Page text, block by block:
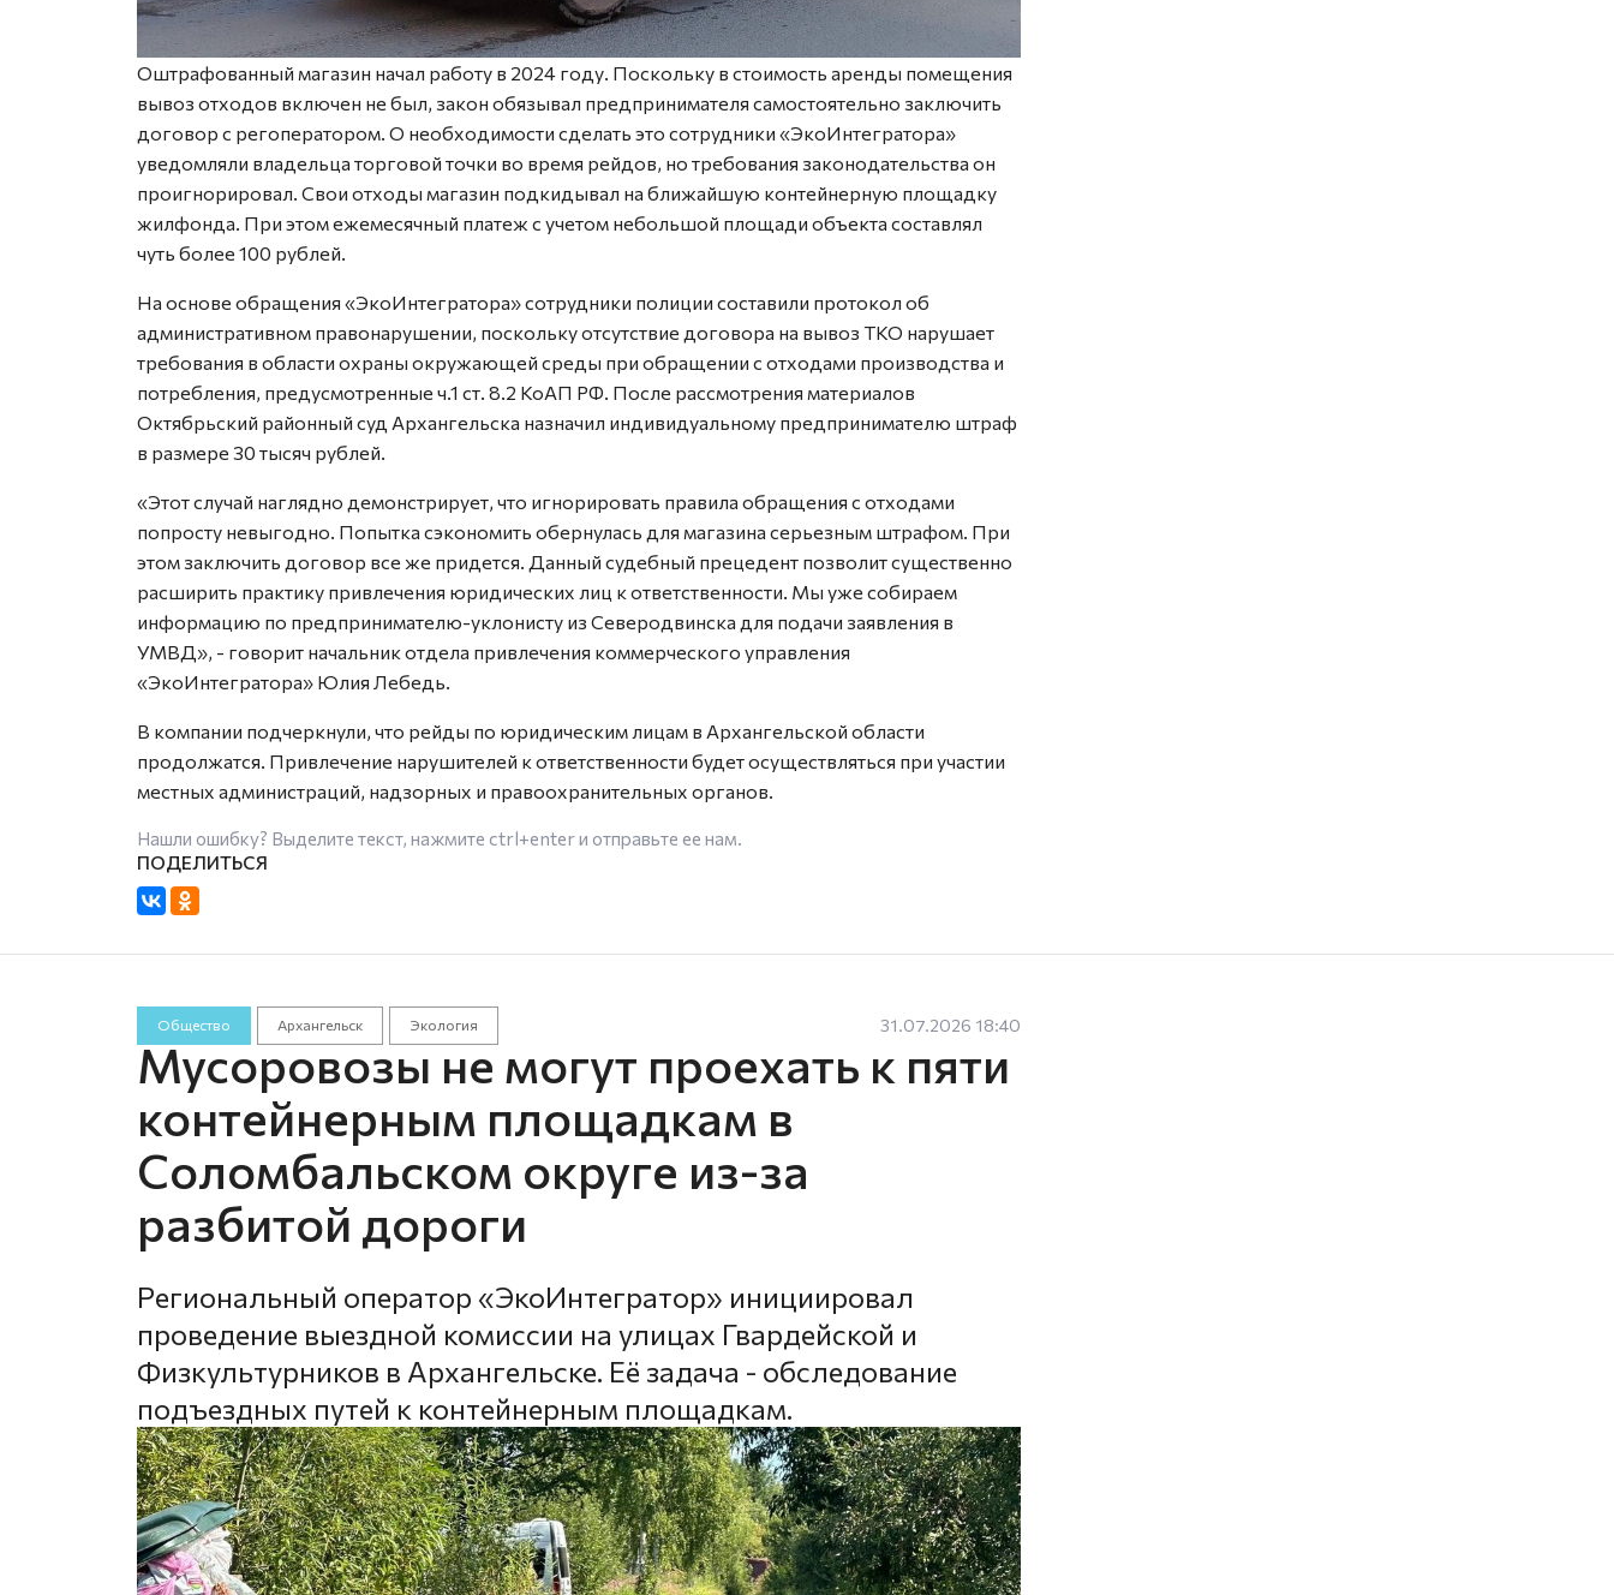
Оштрафованный магазин начал работу в 2024 году. Поскольку в стоимость аренды помещения
вывоз отходов включен не был, закон обязывал предпринимателя самостоятельно заключить
договор с регоператором. О необходимости сделать это сотрудники «ЭкоИнтегратора»
уведомляли владельца торговой точки во время рейдов, но требования законодательства он
проигнорировал. Свои отходы магазин подкидывал на ближайшую контейнерную площадку
жилфонда. При этом ежемесячный платеж с учетом небольшой площади объекта составлял
чуть более 100 рублей.
На основе обращения «ЭкоИнтегратора» сотрудники полиции составили протокол об
административном правонарушении, поскольку отсутствие договора на вывоз ТКО нарушает
требования в области охраны окружающей среды при обращении с отходами производства и
потребления, предусмотренные ч.1 ст. 8.2 КоАП РФ. После рассмотрения материалов
Октябрьский районный суд Архангельска назначил индивидуальному предпринимателю штраф
в размере 30 тысяч рублей.
«Этот случай наглядно демонстрирует, что игнорировать правила обращения с отходами
попросту невыгодно. Попытка сэкономить обернулась для магазина серьезным штрафом. При
этом заключить договор все же придется. Данный судебный прецедент позволит существенно
расширить практику привлечения юридических лиц к ответственности. Мы уже собираем
информацию по предпринимателю-уклонисту из Северодвинска для подачи заявления в
УМВД», - говорит начальник отдела привлечения коммерческого управления
«ЭкоИнтегратора» Юлия Лебедь.
В компании подчеркнули, что рейды по юридическим лицам в Архангельской области
продолжатся. Привлечение нарушителей к ответственности будет осуществляться при участии
местных администраций, надзорных и правоохранительных органов.
Нашли ошибку? Выделите текст, нажмите ctrl+enterи отправьте ее нам.
Общество Архангельск Экология 31.07.2026 18:40
Мусоровозы не могут проехать к пяти
контейнерным площадкам в
Соломбальском округе из-за
разбитой дороги
Региональный оператор «ЭкоИнтегратор» инициировал
проведение выездной комиссии на улицах Гвардейской и
Физкультурников в Архангельске. Её задача - обследование
подъездных путей к контейнерным площадкам.